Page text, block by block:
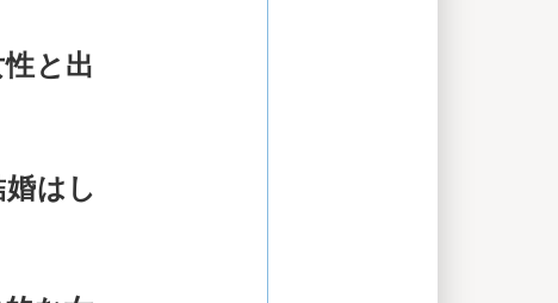
と出
はし